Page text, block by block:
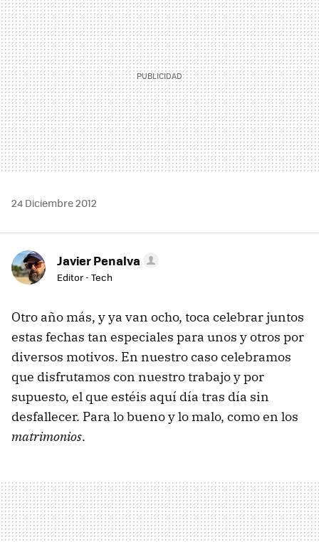
24 Diciembre 2012
Javier Penalva
Editor - Tech
Otro año más, y ya van ocho, toca celebrar juntos
estas fechas tan especiales para unos y otros por
diversos motivos. En nuestro caso celebramos
que disfrutamos con nuestro trabajo y por
supuesto, el que estéis aquí día tras día sin
desfallecer. Para lo bueno y lo malo, como en los
matrimonios.